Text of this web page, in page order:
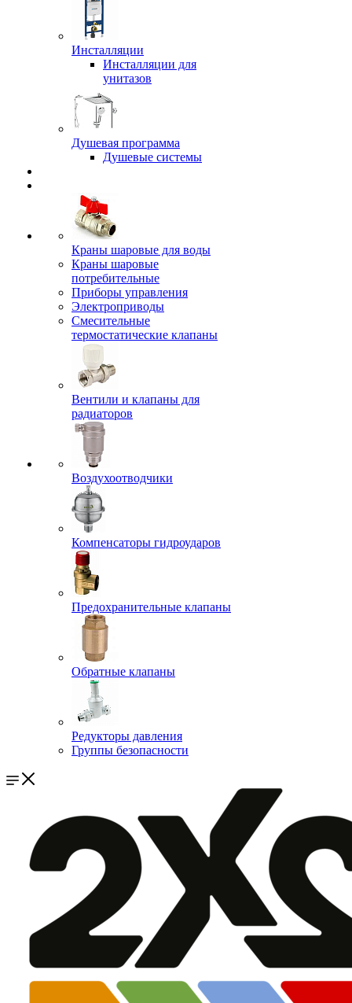
Инсталляции
Инсталляции для
унитазов
Душевая программа
Душевые системы
Краны шаровые для воды
Краны шаровые
потребительные
Приборы управления
Электроприводы
Смесительные
термостатические клапаны
Вентили и клапаны для
радиаторов
Воздухоотводчики
Компенсаторы гидроударов
Предохранительные клапаны
Обратные клапаны
Редукторы давления
Группы безопасности